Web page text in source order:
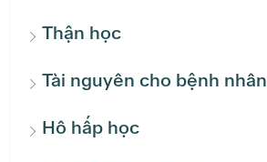
Thận học
Tài nguyên cho bệnh nhân
Hô hấp học